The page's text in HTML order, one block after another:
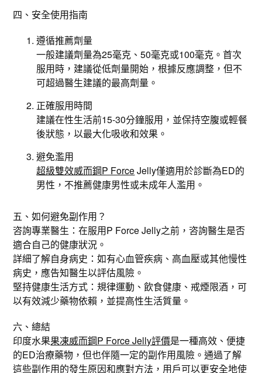
四、安全使用指南
遵循推薦劑量
一般建議劑量為25毫克、50毫克或100毫克。首次
服用時，建議從低劑量開始，根據反應調整，但不
可超過醫生建議的最高劑量。
正確服用時間
建議在性生活前15-30分鐘服用，並保持空腹或輕餐
後狀態，以最大化吸收和效果。
避免濫用
超級雙效威而鋼P ForceJelly僅適用於診斷為ED的
男性，不推薦健康男性或未成年人濫用。
五、如何避免副作用？
咨詢專業醫生：在服用P Force Jelly之前，咨詢醫生是否
適合自己的健康狀況。
詳細了解自身病史：如有心血管疾病、高血壓或其他慢性
病史，應告知醫生以評估風險。
堅持健康生活方式：規律運動、飲食健康、戒煙限酒，可
以有效減少藥物依賴，並提高性生活質量。
六、總結
印度水果果凍威而鋼P Force Jelly評價是一種高效、便捷
的ED治療藥物，但也伴隨一定的副作用風險。通過了解
這些副作用的發生原因和應對方法，用戶可以更安全地使